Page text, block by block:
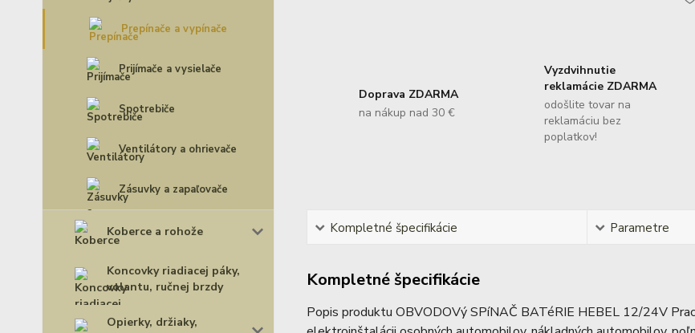
Prepínače a vypínače
Prijímače a vysielače
Spotrebiče
Ventilátory a ohrievače
Zásuvky a zapaľovače
Koberce a rohože
Koncovky riadiacej páky,
volantu, ručnej brzdy
Opierky, držiaky,
Doprava ZDARMA
na nákup nad 30 €
Vyzdvihnutie
reklamácie ZDARMA
odošlite tovar na
reklamáciu bez
poplatkov!
Kompletné špecifikácie Parametre
Kompletné špecifikácie
Popis produktu OBVODOVý SPíNAČ BATéRIE HEBEL 12/24V